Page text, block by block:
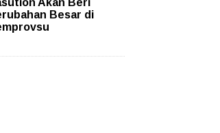
Akan Beri
Besar di